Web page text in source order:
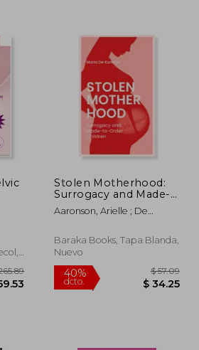
45%
Stolen Motherhood:
Surrogacy and Made-
To-Order Children (en
Inglés)
Aaronson, Arielle ; De
Baraka Books, Tapa Blanda,
Nuevo